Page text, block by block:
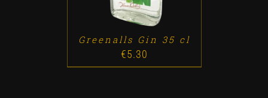
Greenalls Gin 35 cl
€5.30